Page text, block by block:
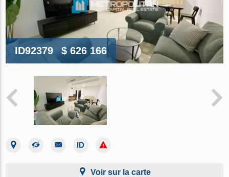
ID92379 $ 626 166
Voir sur la carte